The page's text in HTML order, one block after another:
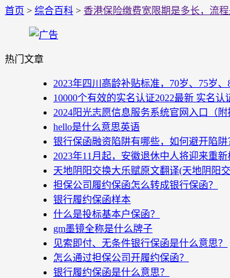
首页 > 综合百科 > 香港保险缴费宽限期是多长，流
热门文章
2023年四川高龄补贴标准，70岁、75岁
10000个有效的实名认证2022最新 实名认
2024阳光志愿信息服务系统官网入口（附
hello是什么意思英语
银行保函融资陷阱有哪些，如何避开陷阱
2023年11月起，安徽退休中人将迎来重
天地阴阳交换大乐赋原文翻译(天地阴阳
担保公司履约保函怎么转成银行保函？
银行履约保函样本
什么是投标基本户保函？
gm墨镜全称是什么牌子
见索即付、无条件银行保函是什么意思？
怎么通过担保公司开履约保函？
银行履约保函是什么意思？